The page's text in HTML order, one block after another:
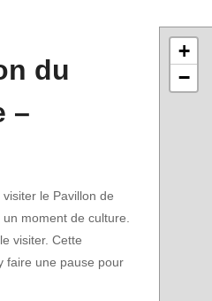
du
–
le Pavillon de
moment de culture.
visiter. Cette
faire une pause pour
+
−